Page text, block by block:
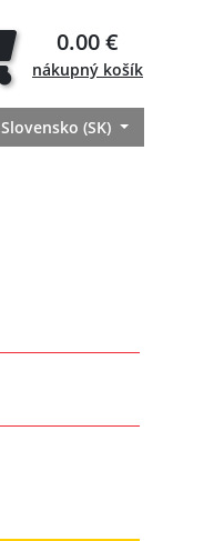
0.00 €
nákupný košík
Slovensko (SK)